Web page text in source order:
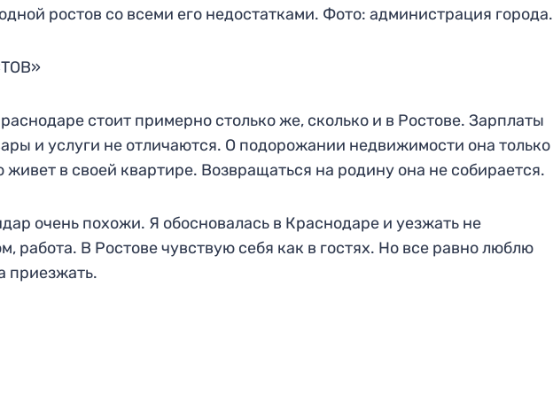
ростов со всеми его недостатками. Фото: администрация города.
стоит примерно столько же, сколько и в Ростове. Зарплаты
и услуги не отличаются. О подорожании недвижимости она только
в своей квартире. Возвращаться на родину она не собирается.
очень похожи. Я обосновалась в Краснодаре и уезжать не
работа. В Ростове чувствую себя как в гостях. Но все равно люблю
приезжать.